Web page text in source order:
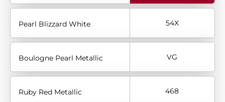
Pearl Blizzard White 54X
Boulogne Pearl Metallic VG
Ruby Red Metallic 468